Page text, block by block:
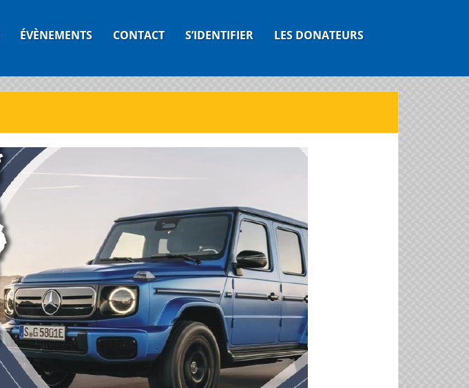
ÉVÈNEMENTS CONTACT S’IDENTIFIER LES DONATEURS